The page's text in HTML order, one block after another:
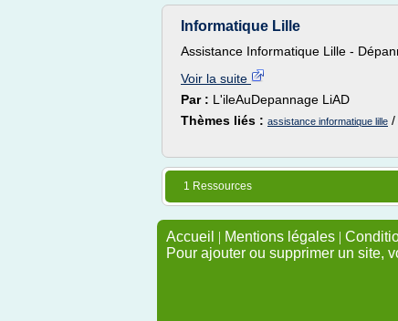
Informatique Lille
Assistance Informatique Lille -
Voir la suite
Par : L'ileAuDepannage LiAD
Thèmes liés : assistance informatique lille /
1 Ressources
Accueil | Mentions légales |
Pour ajouter ou supprimer un site,